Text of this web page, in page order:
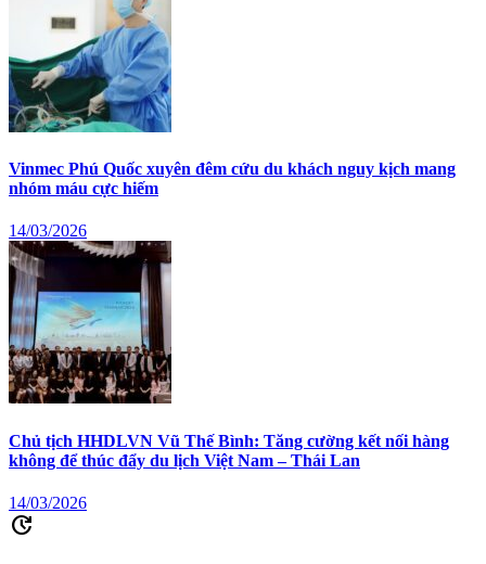
Vinmec Phú Quốc xuyên đêm cứu du khách nguy kịch mang
nhóm máu cực hiếm
14/03/2026
Chủ tịch HHDLVN Vũ Thế Bình: Tăng cường kết nối hàng
không để thúc đẩy du lịch Việt Nam – Thái Lan
14/03/2026
update